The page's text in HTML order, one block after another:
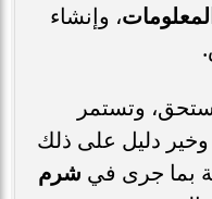
، وإنشاء
وتستمر
وخير دليل على ذلك
بما جرى في شرم